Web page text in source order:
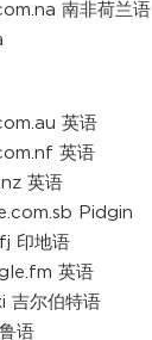
南非荷兰语
英语
英语
英语
Pidgin
印地语
英语
吉尔伯特语
语